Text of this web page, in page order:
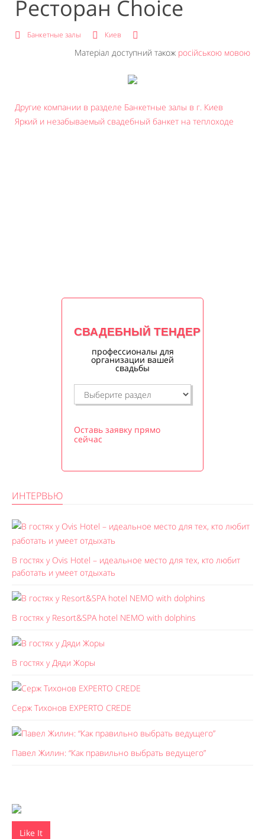
Ресторан Choice
Банкетные залы Киев
Матеріал доступний також російською мовою
Другие компании в разделе Банкетные залы в г. Киев
Яркий и незабываемый свадебный банкет на теплоходе
СВАДЕБНЫЙ ТЕНДЕР
профессионалы для
организации вашей
свадьбы
Оставь заявку прямо
сейчас
ИНТЕРВЬЮ
В гостях у Ovis Hotel – идеальное место для тех, кто любит
работать и умеет отдыхать
В гостях у Resort&SPA hotel NEMO with dolphins
В гостях у Дяди Жоры
Серж Тихонов EXPERTO CREDE
Павел Жилин: “Как правильно выбрать ведущего”
Like It